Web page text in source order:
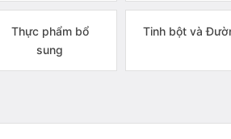
Thực phẩm bổ
sung
Tinh bột và